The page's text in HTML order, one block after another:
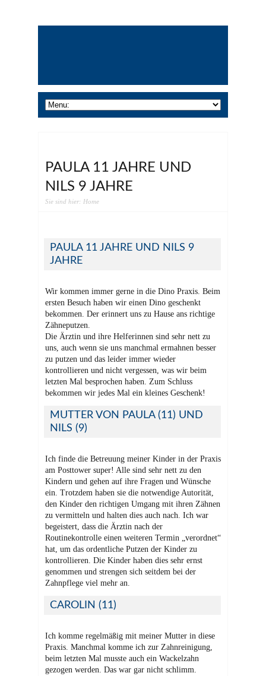
PAULA 11 JAHRE UND
NILS 9 JAHRE
Sie sind hier: Home
PAULA 11 JAHRE UND NILS 9
JAHRE
Wir kommen immer gerne in die Dino Praxis. Beim
ersten Besuch haben wir einen Dino geschenkt
bekommen. Der erinnert uns zu Hause ans richtige
Zähneputzen.
Die Ärztin und ihre Helferinnen sind sehr nett zu
uns, auch wenn sie uns manchmal ermahnen besser
zu putzen und das leider immer wieder
kontrollieren und nicht vergessen, was wir beim
letzten Mal besprochen haben. Zum Schluss
bekommen wir jedes Mal ein kleines Geschenk!
MUTTER VON PAULA (11) UND
NILS (9)
Ich finde die Betreuung meiner Kinder in der Praxis
am Posttower super! Alle sind sehr nett zu den
Kindern und gehen auf ihre Fragen und Wünsche
ein. Trotzdem haben sie die notwendige Autorität,
den Kinder den richtigen Umgang mit ihren Zähnen
zu vermitteln und halten dies auch nach. Ich war
begeistert, dass die Ärztin nach der
Routinekontrolle einen weiteren Termin „verordnet“
hat, um das ordentliche Putzen der Kinder zu
kontrollieren. Die Kinder haben dies sehr ernst
genommen und strengen sich seitdem bei der
Zahnpflege viel mehr an.
CAROLIN (11)
Ich komme regelmäßig mit meiner Mutter in diese
Praxis. Manchmal komme ich zur Zahnreinigung,
beim letzten Mal musste auch ein Wackelzahn
gezogen werden. Das war gar nicht schlimm.